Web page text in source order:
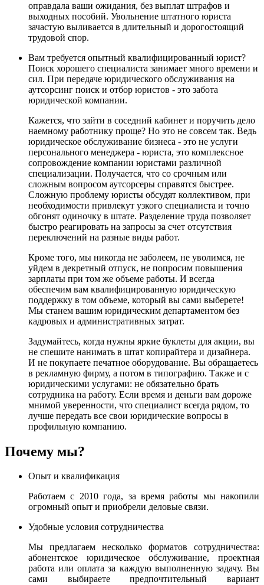
оправдала ваши ожидания, без выплат штрафов и
выходных пособий. Увольнение штатного юриста
зачастую выливается в длительный и дорогостоящий
трудовой спор.
Вам требуется опытный квалифицированный юрист?
Поиск хорошего специалиста занимает много времени и
сил. При передаче юридического обслуживания на
аутсорсинг поиск и отбор юристов - это забота
юридической компании.
Кажется, что зайти в соседний кабинет и поручить дело
наемному работнику проще? Но это не совсем так. Ведь
юридическое обслуживание бизнеса - это не услуги
персонального менеджера - юриста, это комплексное
сопровождение компании юристами различной
специализации. Получается, что со срочным или
сложным вопросом аутсорсеры справятся быстрее.
Сложную проблему юристы обсудят коллективом, при
необходимости привлекут узкого специалиста и точно
обгонят одиночку в штате. Разделение труда позволяет
быстро реагировать на запросы за счет отсутствия
переключений на разные виды работ.
Кроме того, мы никогда не заболеем, не уволимся, не
уйдем в декретный отпуск, не попросим повышения
зарплаты при том же объеме работы. И всегда
обеспечим вам квалифицированную юридическую
поддержку в том объеме, который вы сами выберете!
Мы станем вашим юридическим департаментом без
кадровых и административных затрат.
Задумайтесь, когда нужны яркие буклеты для акции, вы
не спешите нанимать в штат копирайтера и дизайнера.
И не покупаете печатное оборудование. Вы обращаетесь
в рекламную фирму, а потом в типографию. Также и с
юридическими услугами: не обязательно брать
сотрудника на работу. Если время и деньги вам дороже
мнимой уверенности, что специалист всегда рядом, то
лучше передать все свои юридические вопросы в
профильную компанию.
Почему мы?
Опыт и квалификация
Работаем с 2010 года, за время работы мы накопили
огромный опыт и приобрели деловые связи.
Удобные условия сотрудничества
Мы предлагаем несколько форматов сотрудничества:
абонентское юридическое обслуживание, проектная
работа или оплата за каждую выполненную задачу. Вы
сами выбираете предпочтительный вариант